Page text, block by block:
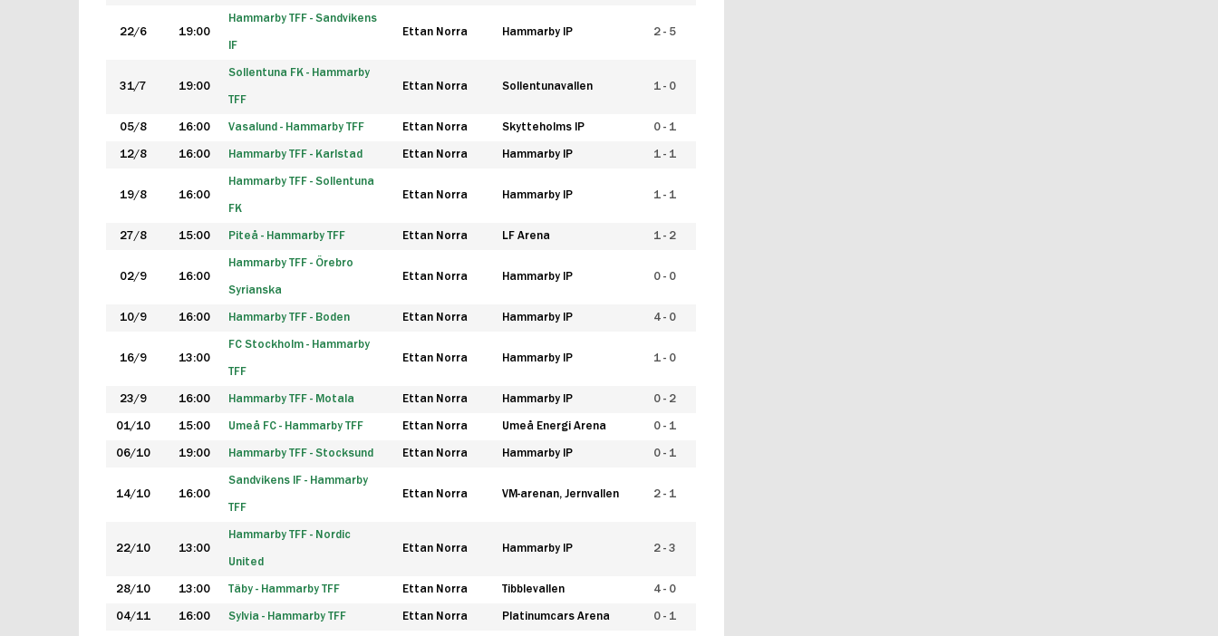
22/6 19:00
Hammarby TFF - Sandvikens
IF
Ettan Norra Hammarby IP 2 - 5
31/7 19:00
Sollentuna FK - Hammarby
TFF
Ettan Norra Sollentunavallen 1 - 0
05/8 16:00 Vasalund - Hammarby TFF Ettan Norra Skytteholms IP 0 - 1
12/8 16:00 Hammarby TFF - Karlstad Ettan Norra Hammarby IP 1 - 1
19/8 16:00
Hammarby TFF - Sollentuna
FK
Ettan Norra Hammarby IP 1 - 1
27/8 15:00 Piteå - Hammarby TFF Ettan Norra LF Arena 1 - 2
02/9 16:00
Hammarby TFF - Örebro
Syrianska
Ettan Norra Hammarby IP 0 - 0
10/9 16:00 Hammarby TFF - Boden Ettan Norra Hammarby IP 4 - 0
16/9 13:00
FC Stockholm - Hammarby
TFF
Ettan Norra Hammarby IP 1 - 0
23/9 16:00 Hammarby TFF - Motala Ettan Norra Hammarby IP 0 - 2
01/10 15:00 Umeå FC - Hammarby TFF Ettan Norra Umeå Energi Arena 0 - 1
06/10 19:00 Hammarby TFF - Stocksund Ettan Norra Hammarby IP 0 - 1
14/10 16:00
Sandvikens IF - Hammarby
TFF
Ettan Norra VM-arenan, Jernvallen 2 - 1
22/10 13:00
Hammarby TFF - Nordic
United
Ettan Norra Hammarby IP 2 - 3
28/10 13:00 Täby - Hammarby TFF Ettan Norra Tibblevallen 4 - 0
04/11 16:00 Sylvia - Hammarby TFF Ettan Norra Platinumcars Arena 0 - 1